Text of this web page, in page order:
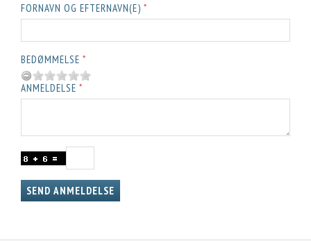
FORNAVN OG EFTERNAVN(E)
BEDØMMELSE
ANMELDELSE
SEND ANMELDELSE